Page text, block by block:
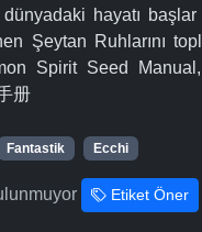
hayatı
Şeytan Ruhlarını
Spirit Seed
册
Fantastik Ecchi
Etiket Öner